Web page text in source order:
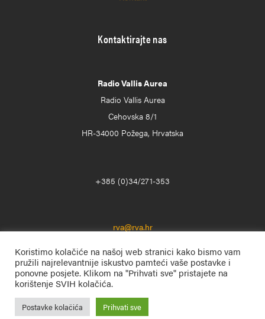
Kontaktirajte nas
Radio Vallis Aurea
Radio Vallis Aurea
Cehovska 8/1
HR-34000 Požega, Hrvatska
+385 (0)34/271-353
rva@rva.hr
Radio Vallis Aurea © 1996. – 2025. Sva prava pridržana.
Koristimo kolačiće na našoj web stranici kako bismo vam
pružili najrelevantnije iskustvo pamteći vaše postavke i
ponovne posjete. Klikom na "Prihvati sve" pristajete na
korištenje SVIH kolačića.
Postavke kolačića Prihvati sve